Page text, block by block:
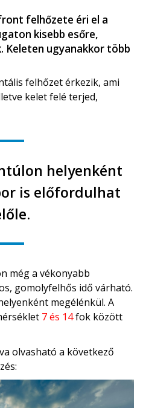
felhőzete éri el a
kisebb esőre,
Keleten ugyanakkor több
felhőzet érkezik, ami
kelet felé terjed,
helyenként
is előfordulhat
még a vékonyabb
gomolyfelhős idő várható.
megélénkül. A
7 és 14fok között
olvasható a következő